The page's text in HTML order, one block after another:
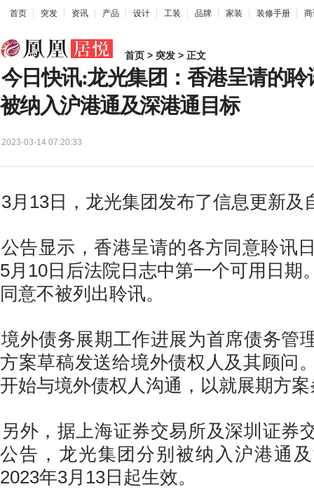
首页 突发 资讯 产品 设计 工装 品牌 家装 装修手册
首页 > 突发 > 正文
今日快讯:龙光集团：香港呈请的聆
被纳入沪港通及深港通目标
2023-03-14 07:20:33
3月13日，龙光集团发布了信息更新及
公告显示，香港呈请的各方同意聆讯
5月10日后法院日志中第一个可用日期
同意不被列出聆讯。
境外债务展期工作进展为首席债务管
方案草稿发送给境外债权人及其顾问
开始与境外债权人沟通，以就展期方
另外，据上海证券交易所及深圳证券
公告，龙光集团分别被纳入沪港通
2023年3月13日起生效。